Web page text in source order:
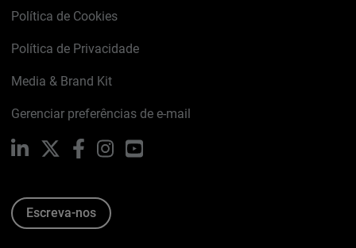
Política de Cookies
Política de Privacidade
Media & Brand Kit
Gerenciar preferências de e-mail
LinkedIn FacebookInstagramYouTube
Escreva-nos